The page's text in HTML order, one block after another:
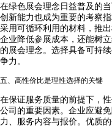
在绿色展会理念日益普及的
创新能力也成为重要的考察
采用可循环利用的材料，推
企业降低参展成本，还能树
的展会理念。选择具备可持
争力。
五、高性价比是理性选择的关键
在保证服务质量的前提下，
公司的重要因素。企业应避
力、服务内容与报价。优质